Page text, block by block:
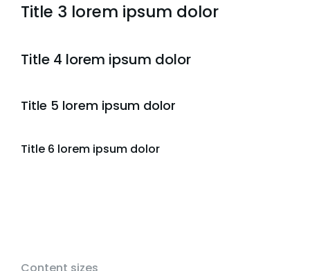
Title 3 lorem ipsum dolor
Title 4 lorem ipsum dolor
Title 5 lorem ipsum dolor
Title 6 lorem ipsum dolor